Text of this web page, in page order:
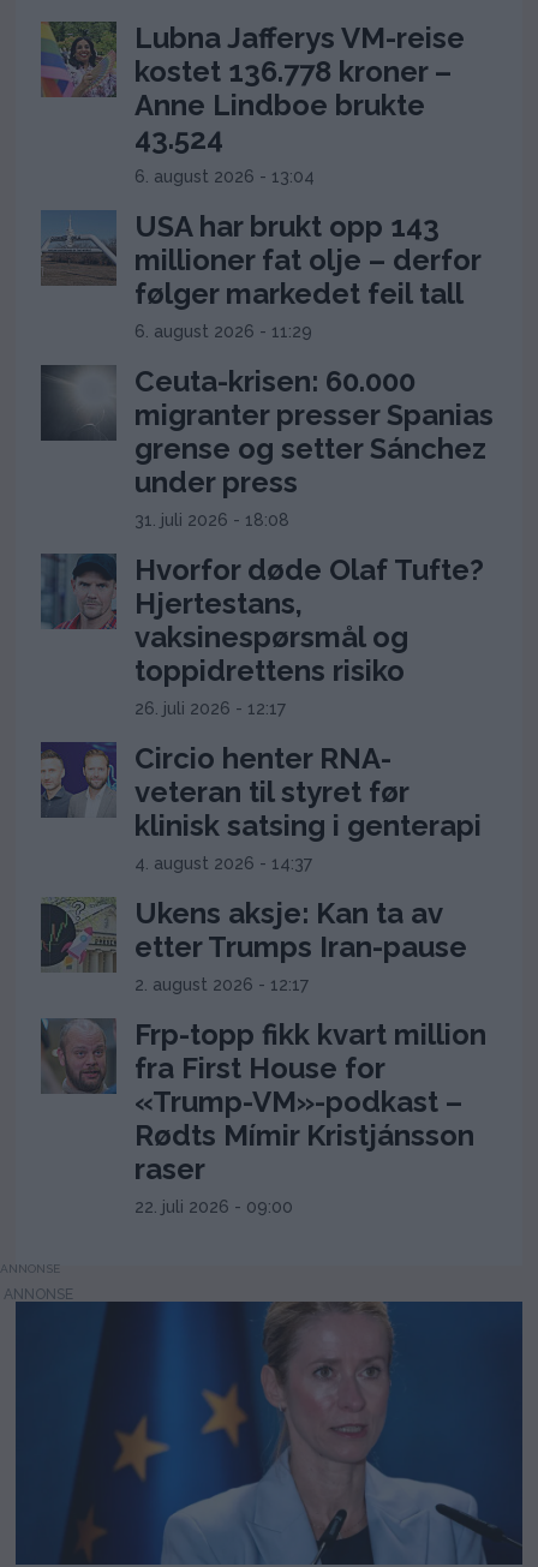
Lubna Jafferys VM-reise
kostet 136.778 kroner –
Anne Lindboe brukte
43.524
6. august 2026 - 13:04
USA har brukt opp 143
millioner fat olje – derfor
følger markedet feil tall
6. august 2026 - 11:29
Ceuta-krisen: 60.000
migranter presser Spanias
grense og setter Sánchez
under press
31. juli 2026 - 18:08
Hvorfor døde Olaf Tufte?
Hjertestans,
vaksinespørsmål og
toppidrettens risiko
26. juli 2026 - 12:17
Circio henter RNA-
veteran til styret før
klinisk satsing i genterapi
4. august 2026 - 14:37
Ukens aksje: Kan ta av
etter Trumps Iran-pause
2. august 2026 - 12:17
Frp-topp fikk kvart million
fra First House for
«Trump-VM»-podkast –
Rødts Mímir Kristjánsson
raser
22. juli 2026 - 09:00
ANNONSE